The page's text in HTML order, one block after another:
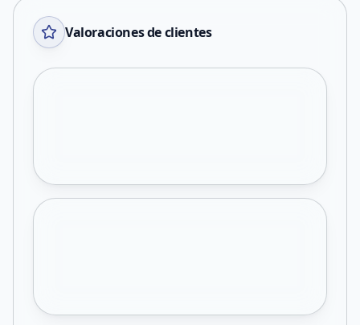
Valoraciones de clientes